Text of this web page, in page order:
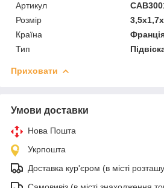
Артикул
Розмір
Країна
Тип
Приховати
Умови доставки
Нова Пошта
Укрпошта
Доставка кур'єром (в місті